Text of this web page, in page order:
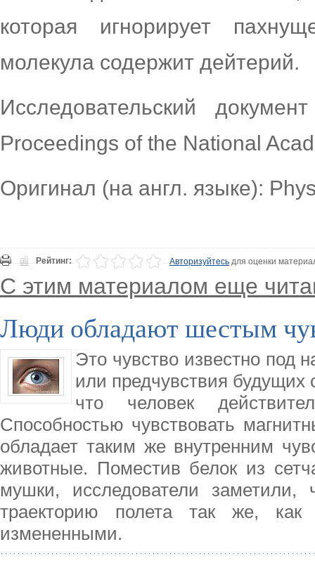
которая игнорирует
молекула содержит дейтерий.
Исследовательский
Proceedings of the National
Оригинал (на англ. языке):
Рейтинг: Авторизуйтесьдля оценки
С этим материалом еще
Люди обладают шестым
Это чувство известно под
или предчувствия
что человек
Способностью чувствовать
обладает таким же внутренним
животные. Поместив белок из
мушки, исследователи заметили,
траекторию полета так же,
измененными.